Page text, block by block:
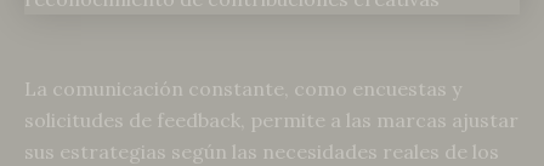
La comunicación constante, como encuestas y
solicitudes de feedback, permite a las marcas ajustar
sus estrategias según las necesidades reales de los